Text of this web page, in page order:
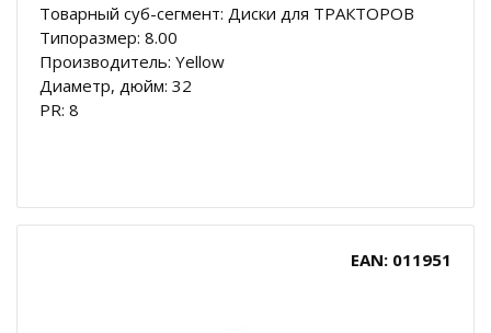
Товарный суб-сегмент: Диски для ТРАКТОРОВ
Типоразмер: 8.00
Производитель: Yellow
Диаметр, дюйм: 32
PR: 8
EAN: 011951